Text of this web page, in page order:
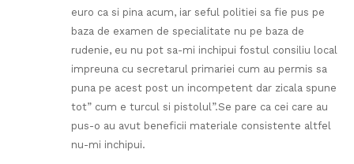
euro ca si pina acum, iar seful politiei sa fie pus pe
baza de examen de specialitate nu pe baza de
rudenie, eu nu pot sa-mi inchipui fostul consiliu local
impreuna cu secretarul primariei cum au permis sa
puna pe acest post un incompetent dar zicala spune
tot” cum e turcul si pistolul”.Se pare ca cei care au
pus-o au avut beneficii materiale consistente altfel
nu-mi inchipui.